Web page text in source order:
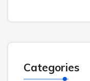
Categories